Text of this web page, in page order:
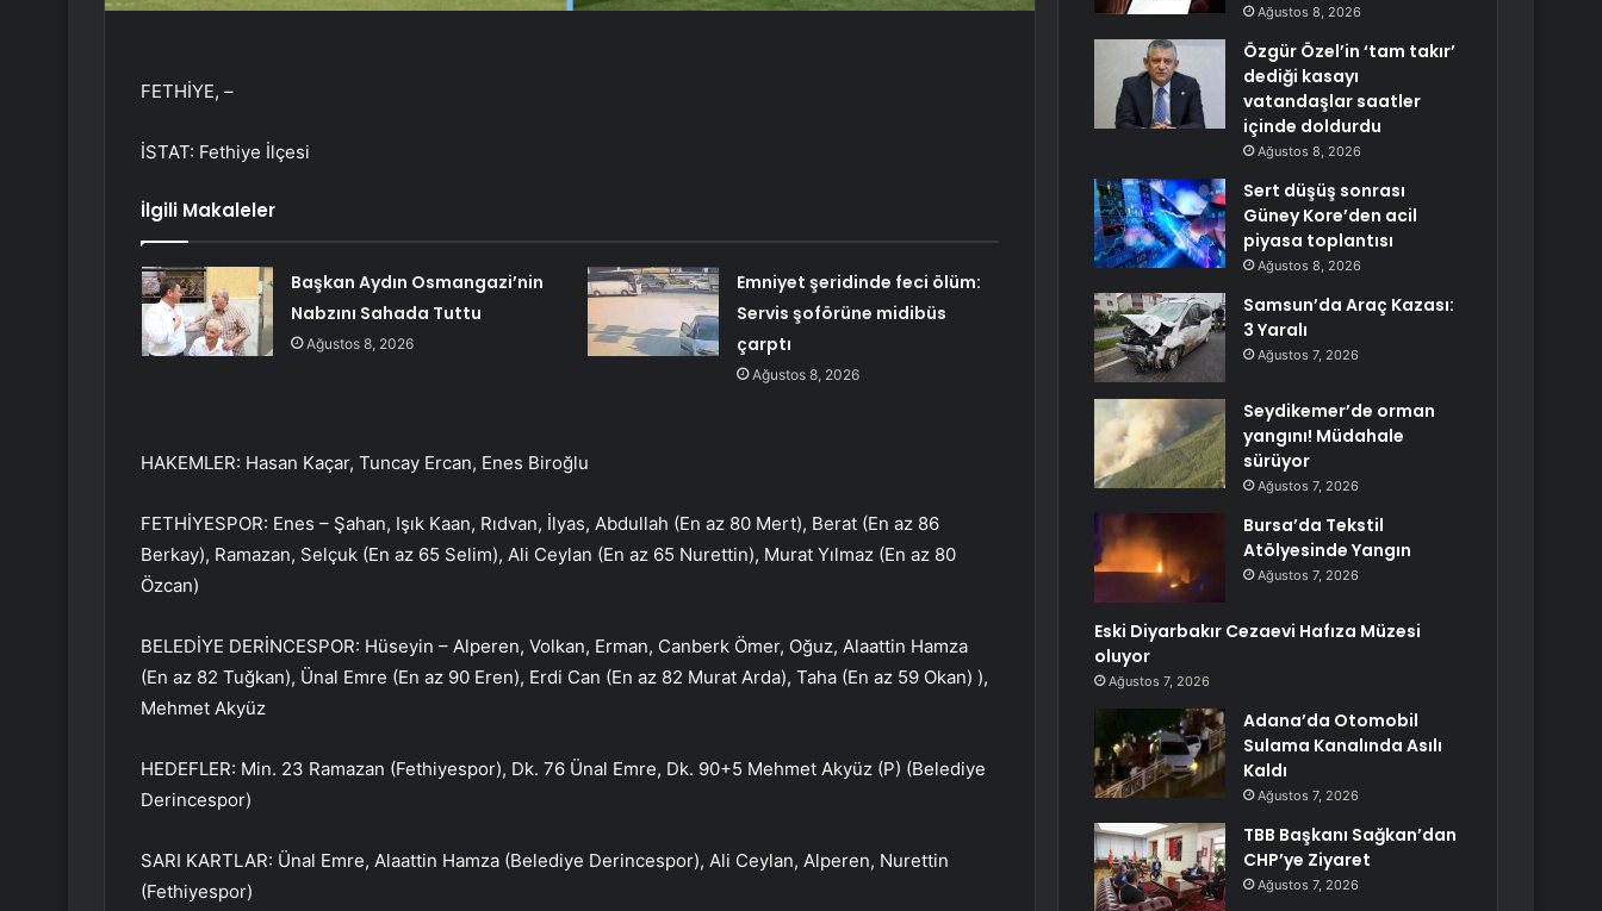
FETHİYE, –
İSTAT: Fethiye İlçesi
İlgili Makaleler
Başkan Aydın Osmangazi’nin
Nabzını Sahada Tuttu
Ağustos 8, 2026
Emniyet şeridinde feci ölüm:
Servis şoförüne midibüs
çarptı
Ağustos 8, 2026
HAKEMLER: Hasan Kaçar, Tuncay Ercan, Enes Biroğlu
FETHİYESPOR: Enes – Şahan, Işık Kaan, Rıdvan, İlyas, Abdullah (En az 80 Mert), Berat (En az 86
Berkay), Ramazan, Selçuk (En az 65 Selim), Ali Ceylan (En az 65 Nurettin), Murat Yılmaz (En az 80
Özcan)
BELEDİYE DERİNCESPOR: Hüseyin – Alperen, Volkan, Erman, Canberk Ömer, Oğuz, Alaattin Hamza
(En az 82 Tuğkan), Ünal Emre (En az 90 Eren), Erdi Can (En az 82 Murat Arda), Taha (En az 59 Okan) ),
Mehmet Akyüz
HEDEFLER: Min. 23 Ramazan (Fethiyespor), Dk. 76 Ünal Emre, Dk. 90+5 Mehmet Akyüz (P) (Belediye
Derincespor)
SARI KARTLAR: Ünal Emre, Alaattin Hamza (Belediye Derincespor), Ali Ceylan, Alperen, Nurettin
(Fethiyespor)
Ağustos 8, 2026
Özgür Özel’in ‘tam takır’
dediği kasayı
vatandaşlar saatler
içinde doldurdu
Ağustos 8, 2026
Sert düşüş sonrası
Güney Kore’den acil
piyasa toplantısı
Ağustos 8, 2026
Samsun’da Araç Kazası:
3 Yaralı
Ağustos 7, 2026
Seydikemer’de orman
yangını! Müdahale
sürüyor
Ağustos 7, 2026
Bursa’da Tekstil
Atölyesinde Yangın
Ağustos 7, 2026
Eski Diyarbakır Cezaevi Hafıza Müzesi
oluyor
Ağustos 7, 2026
Adana’da Otomobil
Sulama Kanalında Asılı
Kaldı
Ağustos 7, 2026
TBB Başkanı Sağkan’dan
CHP’ye Ziyaret
Ağustos 7, 2026